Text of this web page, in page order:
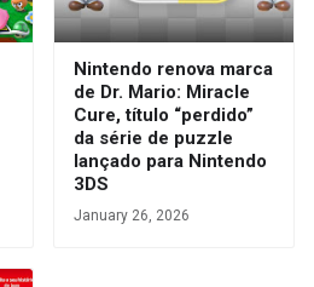
Nintendo renova marca
de Dr. Mario: Miracle
Cure, título “perdido”
da série de puzzle
lançado para Nintendo
3DS
January 26, 2026